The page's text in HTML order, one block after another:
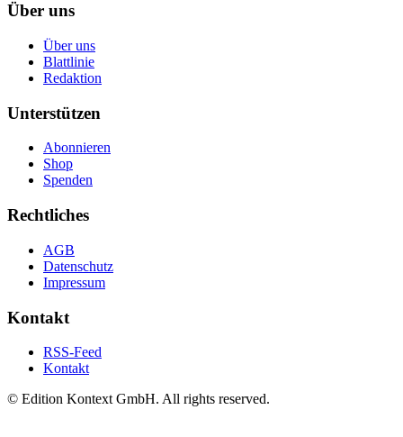
Über uns
Über uns
Blattlinie
Redaktion
Unterstützen
Abonnieren
Shop
Spenden
Rechtliches
AGB
Datenschutz
Impressum
Kontakt
RSS-Feed
Kontakt
© Edition Kontext GmbH. All rights reserved.